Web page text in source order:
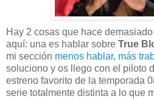
Hay 2 cosas que hace
aquí: una es hablar sobre True
mi sección menos hablar, más
soluciono y os llego con el piloto
estreno favorito de la temporada
serie totalmente distinta a lo que